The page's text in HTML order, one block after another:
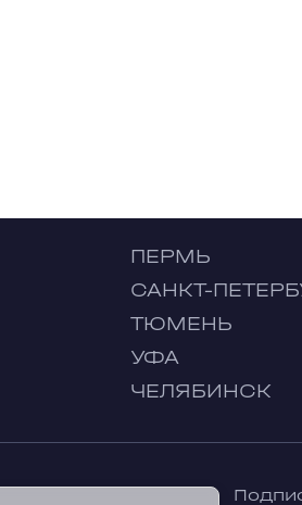
ПЕРМЬ
САНКТ-
ТЮМЕНЬ
УФА
ЧЕЛЯБИНСК